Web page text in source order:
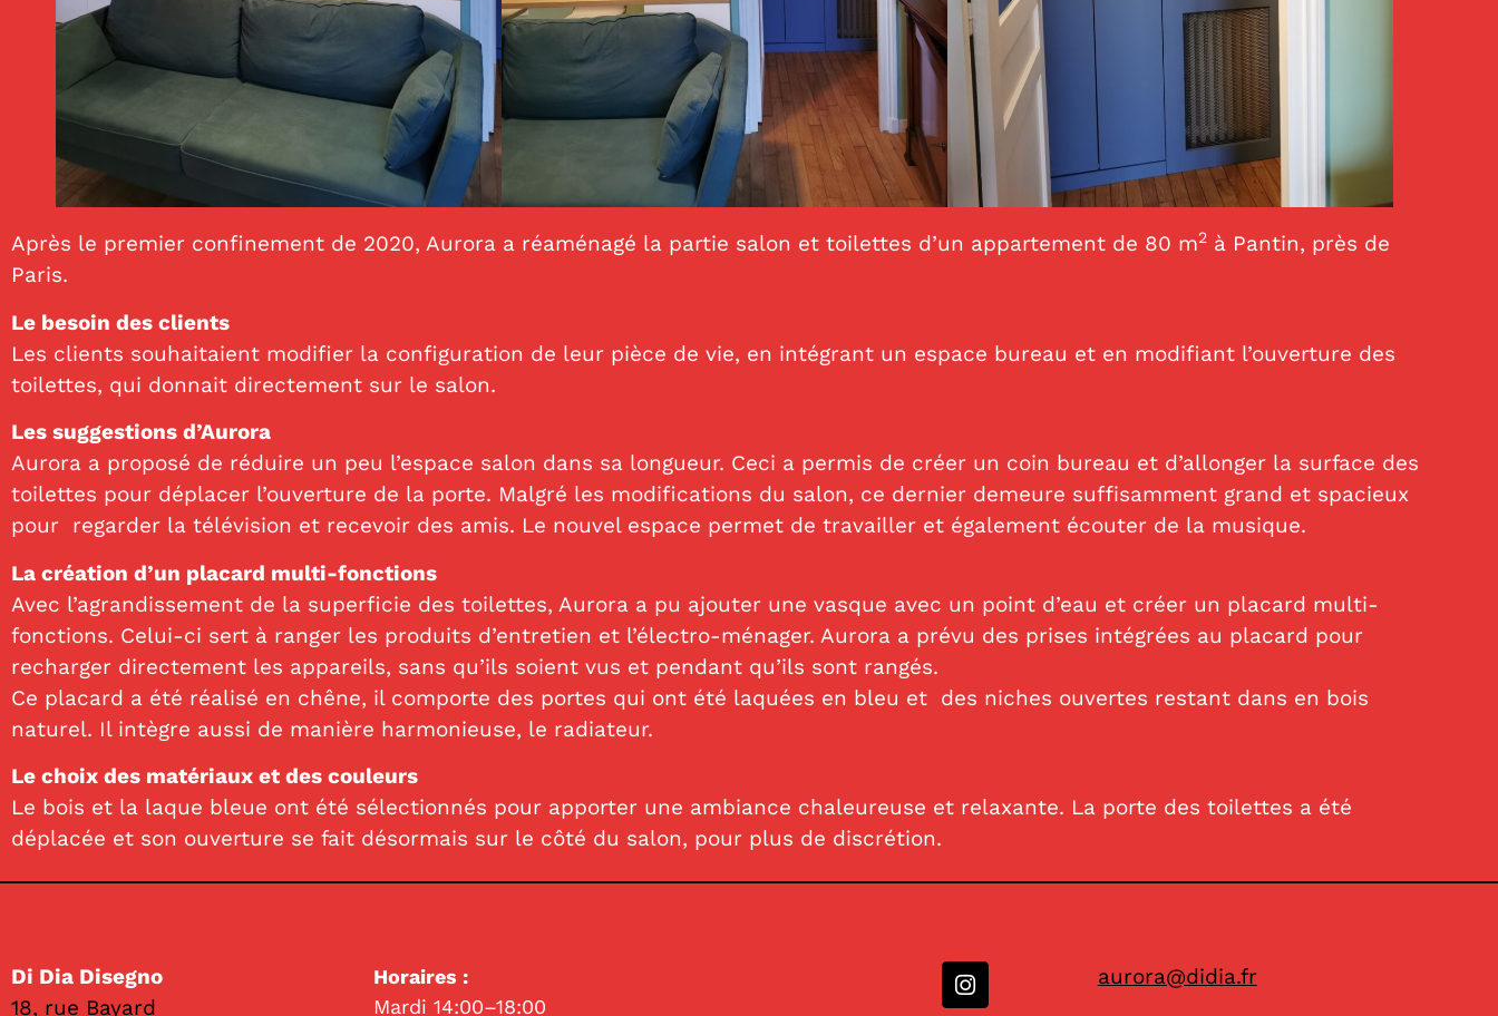
Après le premier confinement de 2020, Aurora a réaménagé la partie salon et toilettes d’un appartement de 80 m2 à Pantin, près de
Paris.
Le besoin des clients
Les clients souhaitaient modifier la configuration de leur pièce de vie, en intégrant un espace bureau et en modifiant l’ouverture des
toilettes, qui donnait directement sur le salon.
Les suggestions d’Aurora
Aurora a proposé de réduire un peu l’espace salon dans sa longueur. Ceci a permis de créer un coin bureau et d’allonger la surface des
toilettes pour déplacer l’ouverture de la porte. Malgré les modifications du salon, ce dernier demeure suffisamment grand et spacieux
pour regarder la télévision et recevoir des amis. Le nouvel espace permet de travailler et également écouter de la musique.
La création d’un placard multi-fonctions
Avec l’agrandissement de la superficie des toilettes, Aurora a pu ajouter une vasque avec un point d’eau et créer un placard multi-
fonctions. Celui-ci sert à ranger les produits d’entretien et l’électro-ménager. Aurora a prévu des prises intégrées au placard pour
recharger directement les appareils, sans qu’ils soient vus et pendant qu’ils sont rangés.
Ce placard a été réalisé en chêne, il comporte des portes qui ont été laquées en bleu et des niches ouvertes restant dans en bois
naturel. Il intègre aussi de manière harmonieuse, le radiateur.
Le choix des matériaux et des couleurs
Le bois et la laque bleue ont été sélectionnés pour apporter une ambiance chaleureuse et relaxante. La porte des toilettes a été
déplacée et son ouverture se fait désormais sur le côté du salon, pour plus de discrétion.
Di Dia Disegno
18, rue Bayard
Horaires :
Mardi 14:00–18:00
aurora@didia.fr